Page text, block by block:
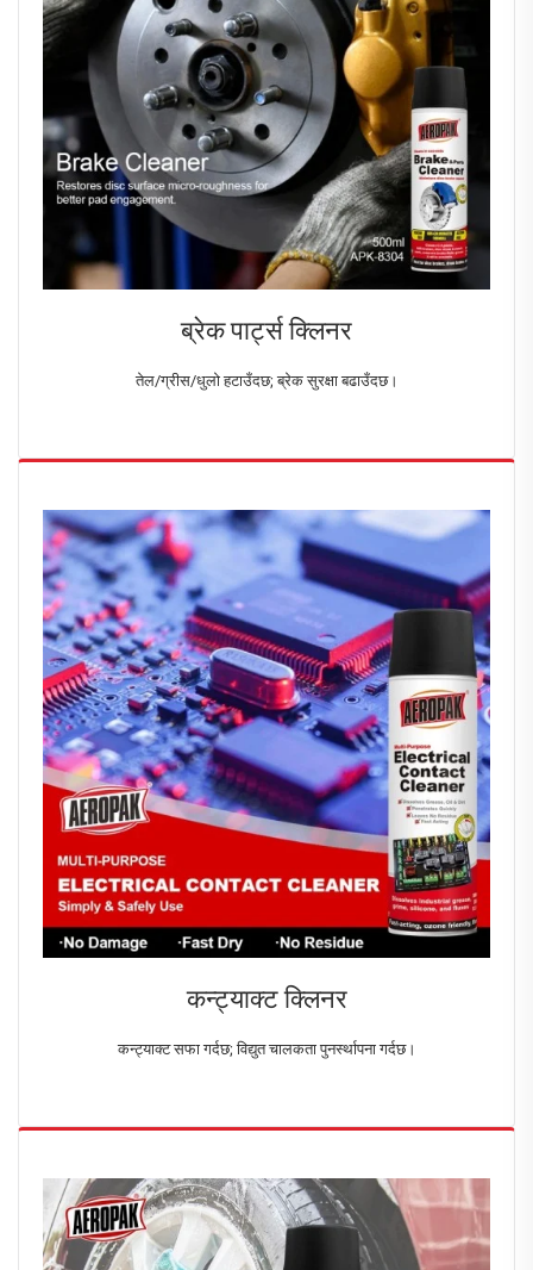
ब्रेक पार्ट्स क्लिनर
तेल/ग्रीस/धुलो हटाउँदछ; ब्रेक सुरक्षा बढाउँदछ।
कन्ट्याक्ट क्लिनर
कन्ट्याक्ट सफा गर्दछ; विद्युत चालकता पुनर्स्थापना गर्दछ।